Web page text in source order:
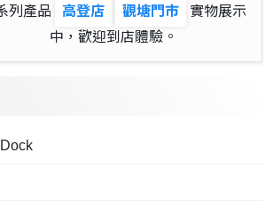
列產品 高登店 觀塘門市
實物展示
中，歡迎到店體驗。